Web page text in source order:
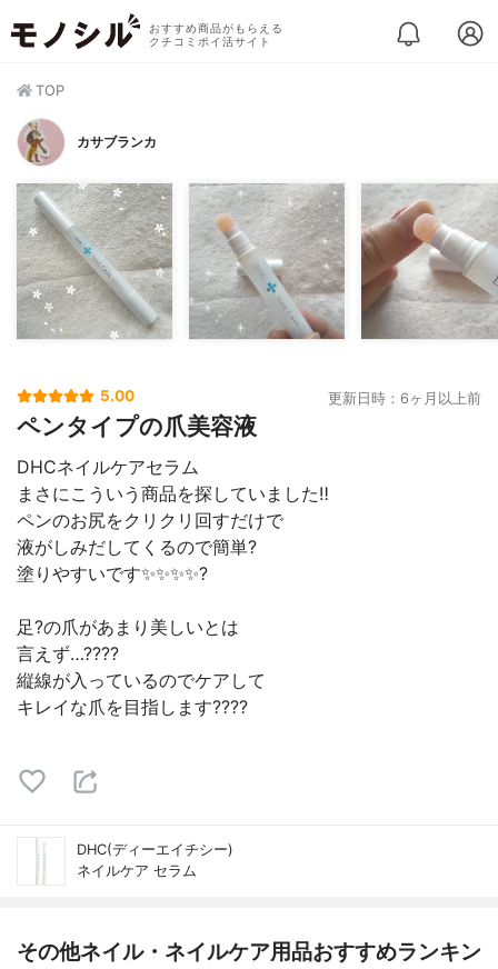
おすすめ商品がもらえる
クチコミポイ活サイト
TOP
カサブランカ
5.00 更新日時：6ヶ月以上前
ペンタイプの爪美容液
DHCネイルケアセラム
まさにこういう商品を探していました‼️
ペンのお尻をクリクリ回すだけで
液がしみだしてくるので簡単?
塗りやすいです✨✨✨✨?️
足?の爪があまり美しいとは
言えず…????
縦線が入っているのでケアして
キレイな爪を目指します????
DHC(ディーエイチシー)
ネイルケア セラム
その他ネイル・ネイルケア用品おすすめランキン